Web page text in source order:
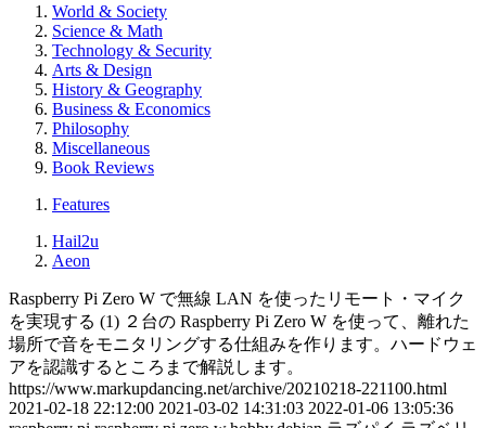
World & Society
Science & Math
Technology & Security
Arts & Design
History & Geography
Business & Economics
Philosophy
Miscellaneous
Book Reviews
Features
Hail2u
Aeon
Raspberry Pi Zero W で無線 LAN を使ったリモート・マイク
を実現する (1) ２台の Raspberry Pi Zero W を使って、離れた
場所で音をモニタリングする仕組みを作ります。ハードウェ
アを認識するところまで解説します。
https://www.markupdancing.net/archive/20210218-221100.html
2021-02-18 22:12:00 2021-03-02 14:31:03 2022-01-06 13:05:36